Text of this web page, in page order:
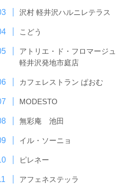
沢村 軽井沢ハルニレテラス
こどう
アトリエ・ド・フロマージュ
軽井沢発地市庭店
カフェレストラン ぱおむ
MODESTO
無彩庵 池田
イル・ソーニョ
ピレネー
アフェネステッラ